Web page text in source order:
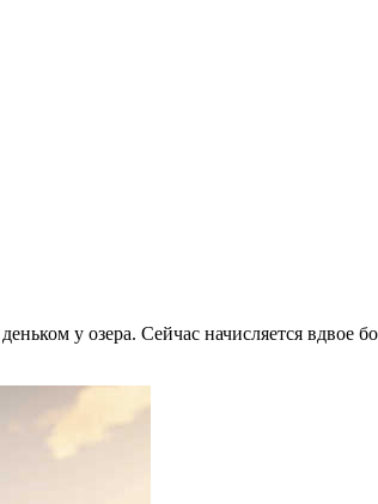
у озера. Сейчас начисляется